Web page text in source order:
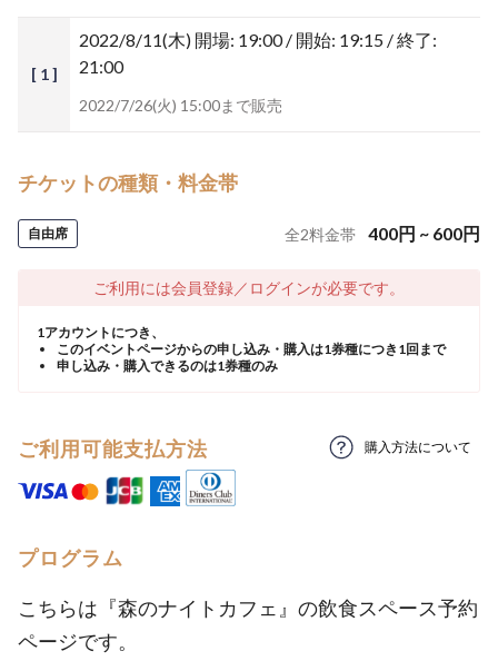
[ 1 ]
2022/8/11(木) 開場: 19:00 / 開始: 19:15 / 終了:
21:00
2022/7/26(火) 15:00まで販売
チケットの種類・料金帯
自由席 全2料金帯 400円 ~ 600円
ご利用には会員登録／ログインが必要です。
1アカウントにつき、
このイベントページからの申し込み・購入は1券種につき1回まで
申し込み・購入できるのは1券種のみ
ご利用可能支払方法 購入方法について
プログラム
こちらは『森のナイトカフェ』の飲食スペース予約
ページです。